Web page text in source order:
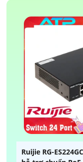
Ruijie RG-